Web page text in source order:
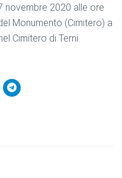
novembre 2020 alle ore
Monumento (Cimitero) a
Cimitero di Terni.